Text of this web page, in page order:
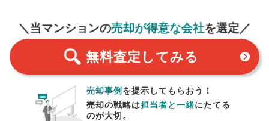
＼当マンションの売却が得意な会社を選定／
無料査定 してみる
売却事例を提示してもらおう！
売却の戦略は担当者と一緒にたてる
のが大切。